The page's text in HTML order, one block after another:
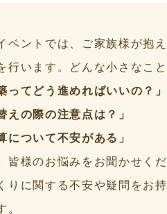
ベントでは、ご家族様が抱
行います。どんな小さなこ
ってどう進めればいいの？」
えの際の注意点は？」
について不安がある」
皆様のお悩みをお聞かせくだ
りに関する不安や疑問をお
。